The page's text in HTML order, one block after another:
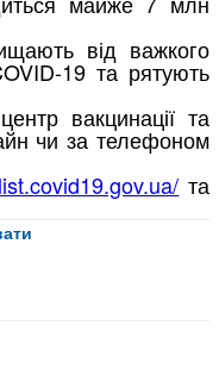
від важкого
19 та рятують
вакцинації та
чи за телефоном
та